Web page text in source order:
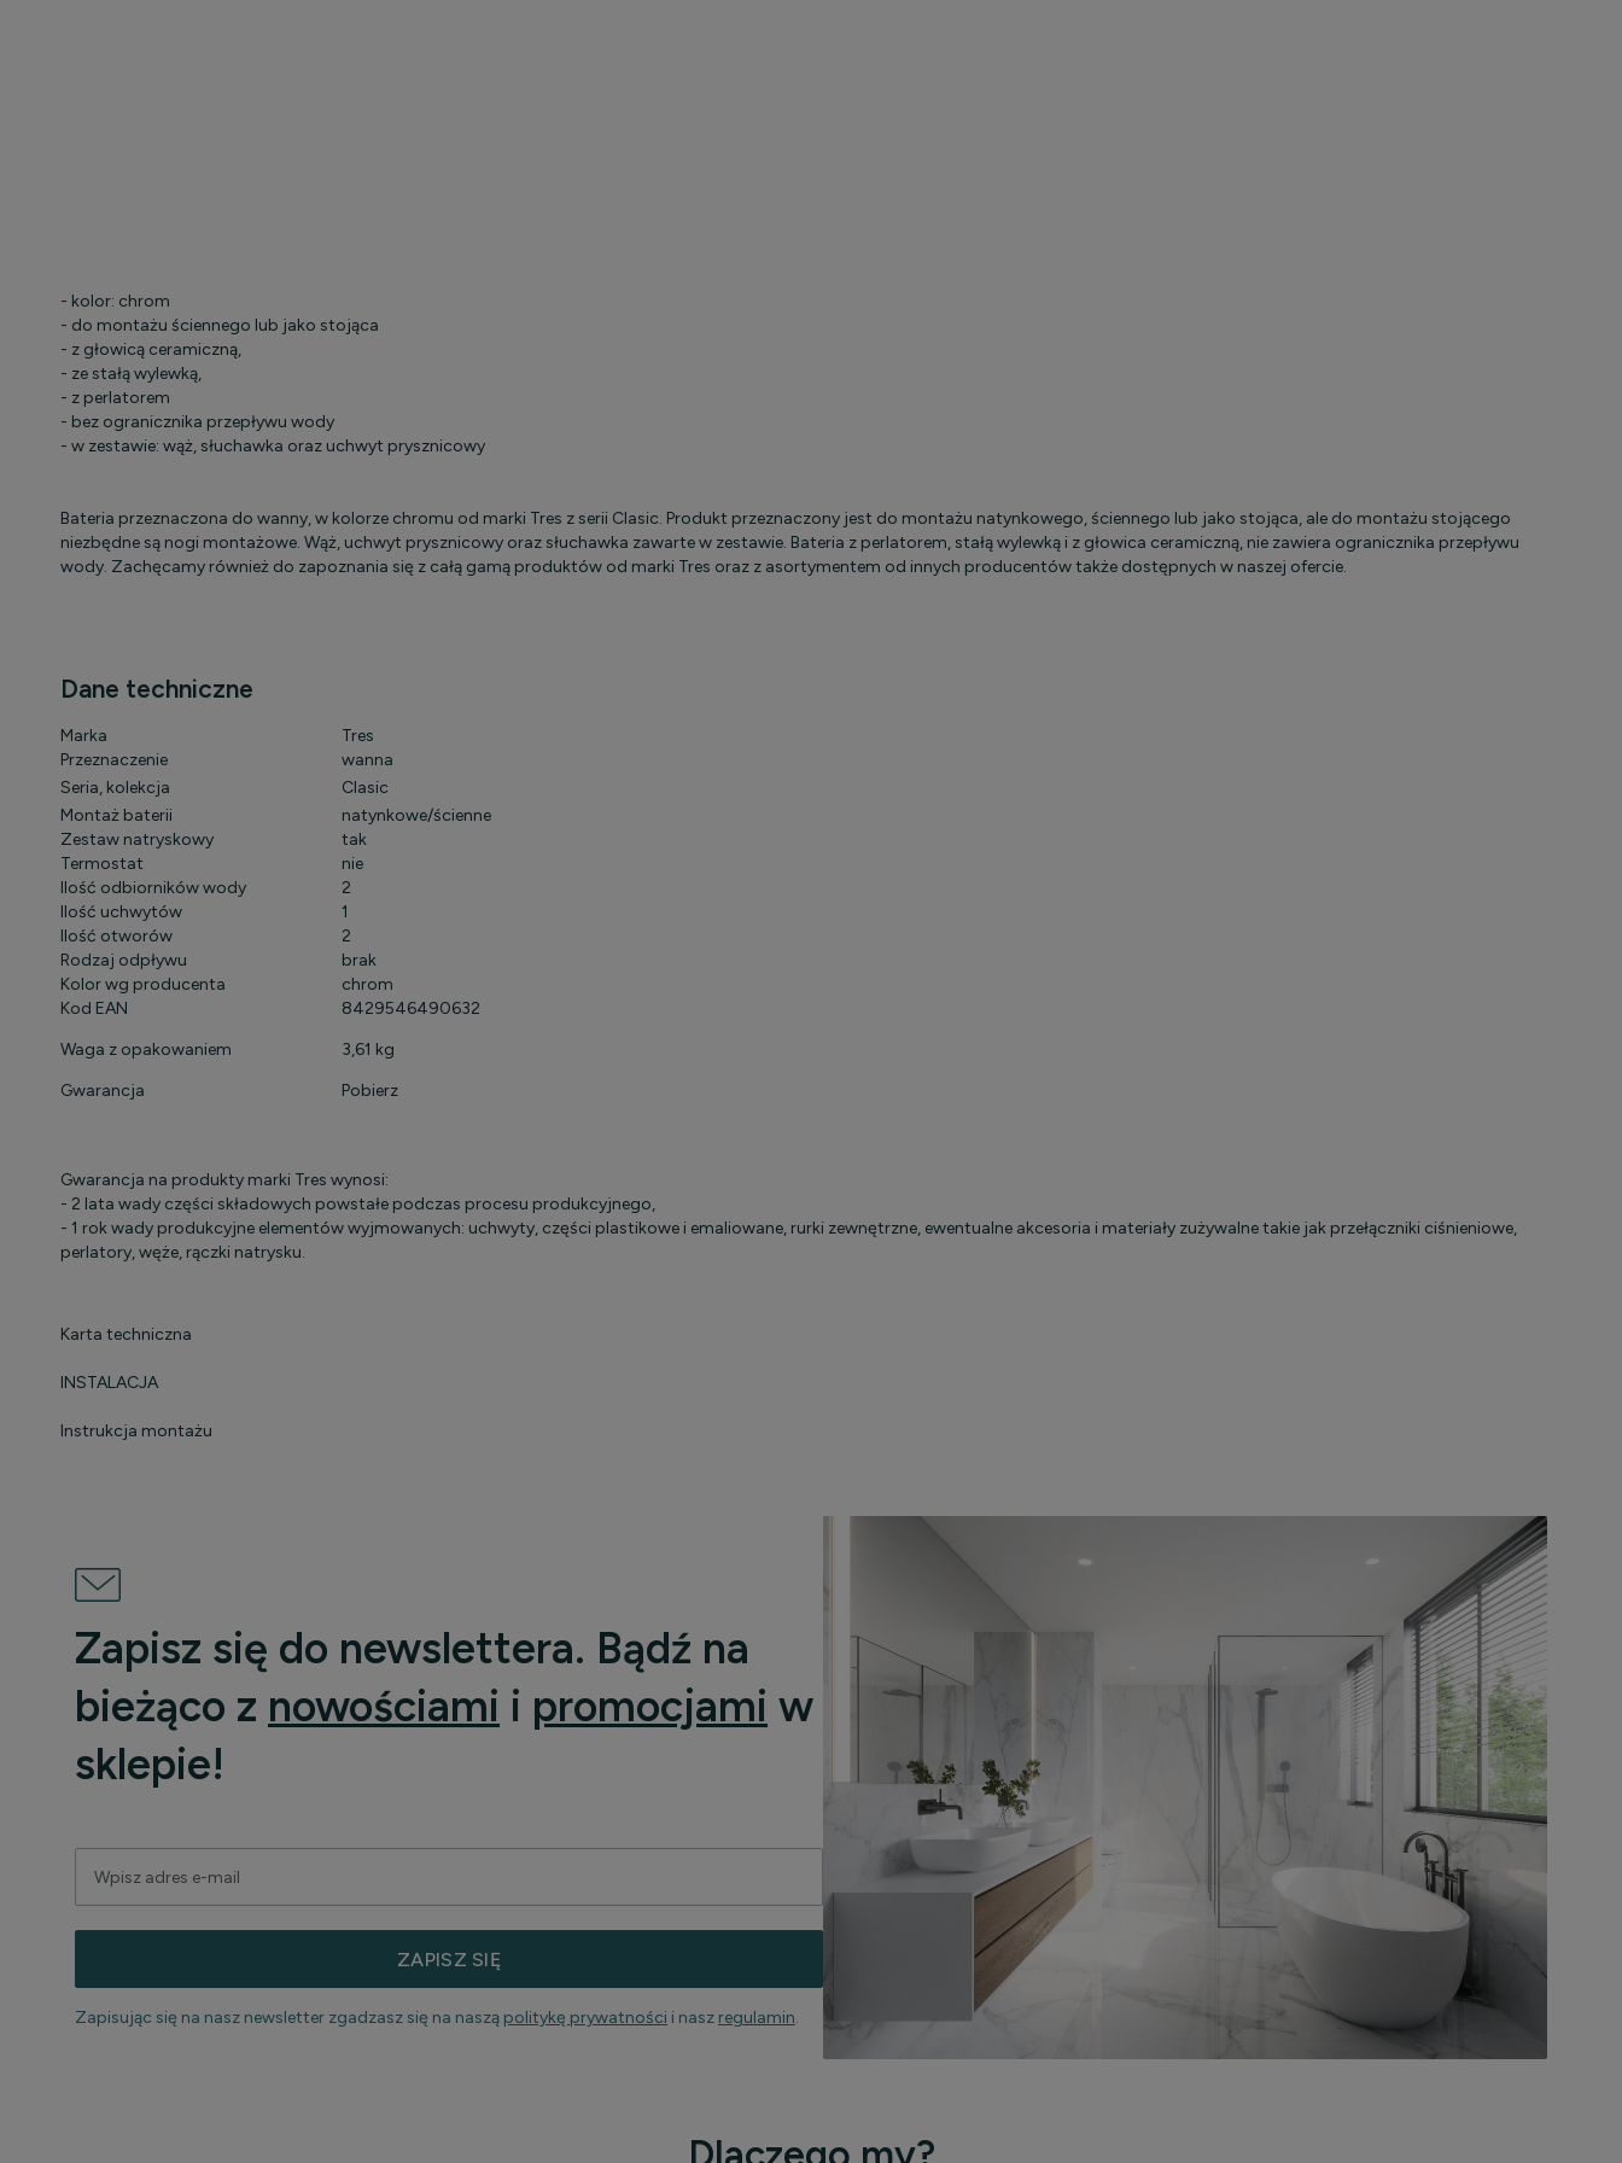
- kolor: chrom
- do montażu ściennego lub jako stojąca
- z głowicą ceramiczną,
- ze stałą wylewką,
- z perlatorem
- bez ogranicznika przepływu wody
- w zestawie: wąż, słuchawka oraz uchwyt prysznicowy
Bateria przeznaczona do wanny, w kolorze chromu od marki Tres z serii Clasic. Produkt przeznaczony jest do montażu natynkowego, ściennego lub jako stojąca, ale do montażu stojącego
niezbędne są nogi montażowe. Wąż, uchwyt prysznicowy oraz słuchawka zawarte w zestawie. Bateria z perlatorem, stałą wylewką i z głowica ceramiczną, nie zawiera ogranicznika przepływu
wody. Zachęcamy również do zapoznania się z całą gamą produktów od marki Tres oraz z asortymentem od innych producentów także dostępnych w naszej ofercie.
Dane techniczne
Marka
Tres
Przeznaczenie
wanna
Seria, kolekcja
Clasic
Montaż baterii
natynkowe/ścienne
Zestaw natryskowy
tak
Termostat
nie
Ilość odbiorników wody
2
Ilość uchwytów
1
Ilość otworów
2
Rodzaj odpływu
brak
Kolor wg producenta
chrom
Kod EAN
8429546490632
Waga z opakowaniem
3,61 kg
Gwarancja
Pobierz
Gwarancja na produkty marki Tres wynosi:
- 2 lata wady części składowych powstałe podczas procesu produkcyjnego,
- 1 rok wady produkcyjne elementów wyjmowanych: uchwyty, części plastikowe i emaliowane, rurki zewnętrzne, ewentualne akcesoria i materiały zużywalne takie jak przełączniki ciśnieniowe,
perlatory, węże, rączki natrysku.
Karta techniczna
INSTALACJA
Instrukcja montażu
Zapisz się do newslettera. Bądź na
bieżąco z nowościami i promocjami w
sklepie!
ZAPISZ SIĘ
Zapisując się na nasz newsletter zgadzasz się na naszą politykę prywatności i nasz regulamin.